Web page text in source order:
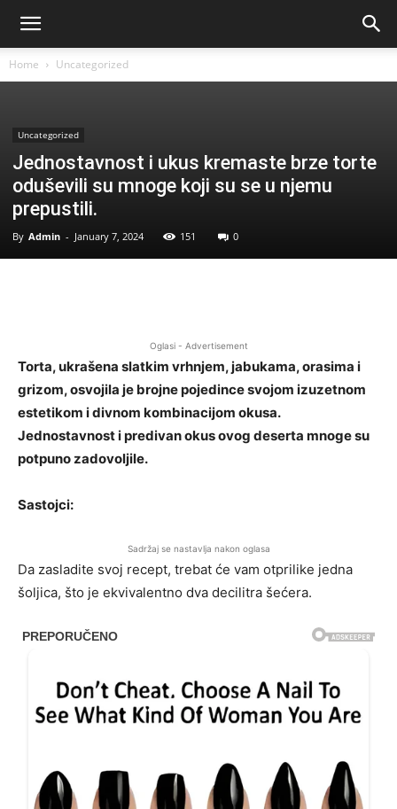
Home Uncategorized
Uncategorized
Jednostavnost i ukus kremaste brze torte
oduševili su mnoge koji su se u njemu
prepustili.
By Admin - January 7, 2024 151 0
Oglasi - Advertisement
Torta, ukrašena slatkim vrhnjem, jabukama, orasima i
grizom, osvojila je brojne pojedince svojom izuzetnom
estetikom i divnom kombinacijom okusa.
Jednostavnost i predivan okus ovog deserta mnoge su
potpuno zadovoljile.
Sastojci:
Sadržaj se nastavlja nakon oglasa
Da zasladite svoj recept, trebat će vam otprilike jedna
šoljica, što je ekvivalentno dva decilitra šećera.